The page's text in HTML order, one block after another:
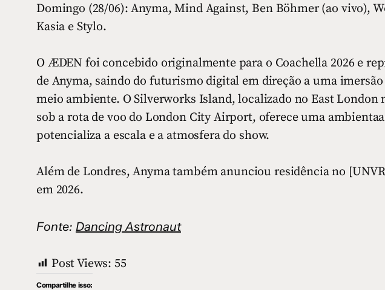
Domingo (28/06): Anyma, Mind Against, Ben Böhmer (ao vivo),
Kasia e Stylo.
O ÆDEN foi concebido originalmente para o Coachella 2026 e
de Anyma, saindo do futurismo digital em direção a uma
meio ambiente. O Silverworks Island, localizado no East London
sob a rota de voo do London City Airport, oferece uma
potencializa a escala e a atmosfera do show.
Além de Londres, Anyma também anunciou residência no
em 2026.
Fonte: Dancing Astronaut
Post Views: 55
Compartilhe isso: